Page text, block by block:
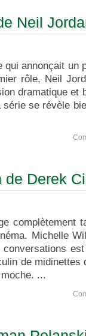
Neil
annonçait un
rôle, Neil
dramatique et
se révèle
de Derek
complètement
Michelle
de midinettes
...